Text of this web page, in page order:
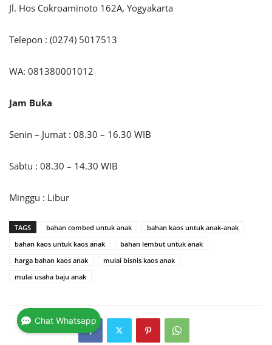
Jl. Hos Cokroaminoto 162A, Yogyakarta
Telepon : (0274) 5017513
WA: 081380001012
Jam Buka
Senin – Jumat : 08.30 – 16.30 WIB
Sabtu : 08.30 – 14.30 WIB
Minggu : Libur
TAGS bahan combed untuk anak
bahan kaos untuk anak-anak
bahan kaos untuk kaos anak
bahan lembut untuk anak
harga bahan kaos anak
mulai bisnis kaos anak
mulai usaha baju anak
Chat Whatsapp